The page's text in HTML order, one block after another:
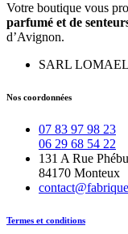
Votre boutique vous
parfumé et de
d’Avignon.
SARL
Nos coordonnées
07 83 97 98 23
06 29 68 54 22
131 A Rue
84170 Monteux
Termes et conditions